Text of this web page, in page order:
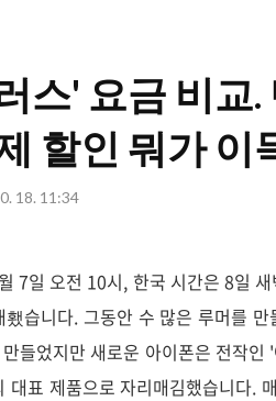
프
닷
스' 요금 비교.
할인 뭐가 이
18. 11:34
7일 오전 10시, 한국 시간은 8일
습니다. 그동안 수 많은 루머를 만
들었지만 새로운 아이폰은 전작
표 제품으로 자리매김했습니다.